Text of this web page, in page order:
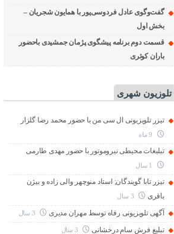
گفت‌وگوی عادل فردوسی‌پور با همایون شجریان –
بخش اول
قسمت دوم برنامه پیشگوی پژمان جمشیدی باحضور
باران کوثری
تلوزیون شهری
تیزر تلویزیونی ال سی من با حضور محمد رضا گلزار
تبلیغات محیطی نیروموتور با حضور مهدی طارمی
تیزر تابا گویندگان; استاد منوچهر والی زاده و بیژن
باقری
آگهی تلویزیونی رفاه توسط مهران مدیری
تبلیغ فرش سام درخشانی